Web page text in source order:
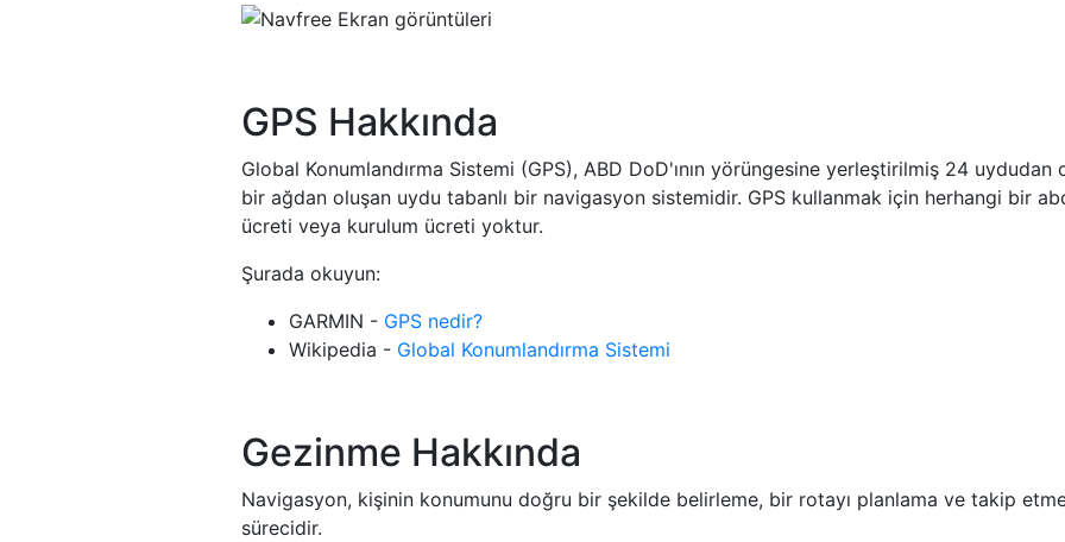
GPS Hakkında
Global Konumlandırma Sistemi (GPS), ABD DoD'ının yörüngesine yerleştirilmiş 24 uydudan
bir ağdan oluşan uydu tabanlı bir navigasyon sistemidir. GPS kullanmak için herhangi bir
ücreti veya kurulum ücreti yoktur.
Şurada okuyun:
GARMIN - GPS nedir?
Wikipedia - Global Konumlandırma Sistemi
Gezinme Hakkında
Navigasyon, kişinin konumunu doğru bir şekilde belirleme, bir rotayı planlama ve takip
sürecidir.